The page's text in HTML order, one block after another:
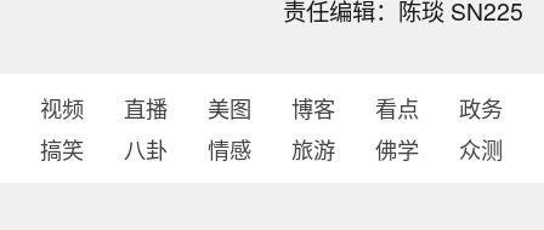
责任编辑：陈琰 SN225
视频 直播 美图 博客 看点
政务
搞笑
八卦 情感 旅游 佛学 众测